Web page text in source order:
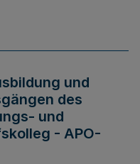
und
des
und
- APO-